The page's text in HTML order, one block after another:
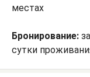
местах
Бронирование:
сутки